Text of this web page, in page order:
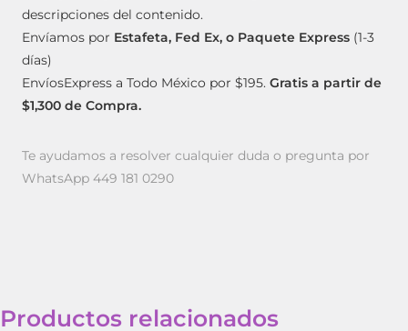
descripciones del contenido.
Envíamos por Estafeta, Fed Ex, o Paquete Express (1-3
días)
EnvíosExpress a Todo México por $195. Gratis a partir de
$1,300 de Compra.
Te ayudamos a resolver cualquier duda o pregunta por
WhatsApp 449 181 0290
Productos relacionados